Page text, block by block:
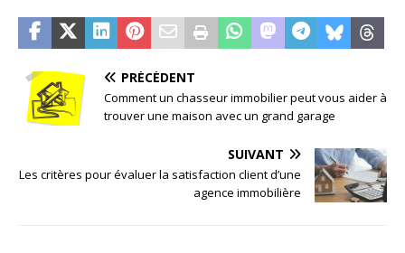
PRÉCÉDENT
Comment un chasseur immobilier peut vous aider à
trouver une maison avec un grand garage
SUIVANT
Les critères pour évaluer la satisfaction client d’une
agence immobilière